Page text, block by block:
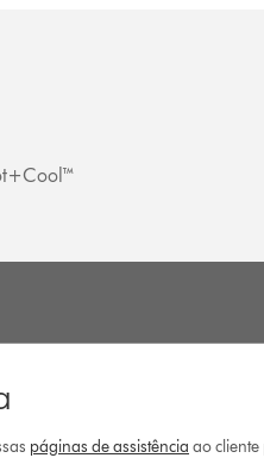
páginas de assistência ao